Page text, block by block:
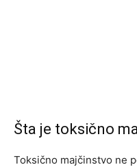
Šta je toksično
Toksično majčinstvo ne